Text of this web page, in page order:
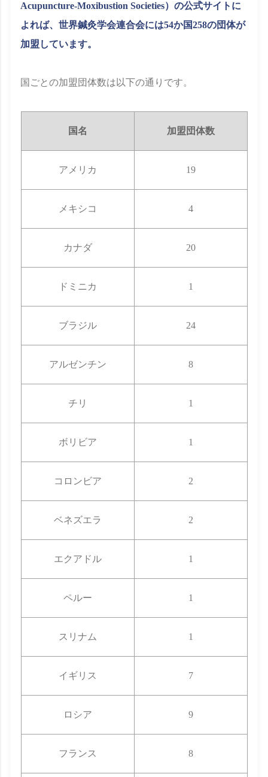
Acupuncture-Moxibustion Societies）の公式サイトに
よれば、世界鍼灸学会連合会には54か国258の団体が
加盟しています。
国ごとの加盟団体数は以下の通りです。
国名 加盟団体数
アメリカ 19
メキシコ 4
カナダ 20
ドミニカ 1
ブラジル 24
アルゼンチン 8
チリ 1
ボリビア 1
コロンビア 2
ベネズエラ 2
エクアドル 1
ペルー 1
スリナム 1
イギリス 7
ロシア 9
フランス 8